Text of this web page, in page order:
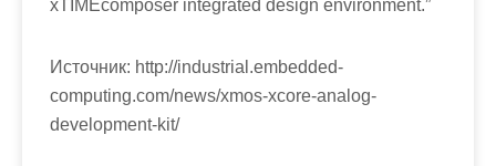
xTIMEcomposer integrated design environment.”
Источник: http://industrial.embedded-
computing.com/news/xmos-xcore-analog-
development-kit/